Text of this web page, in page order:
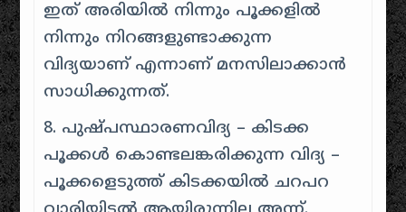
ഇത് അരിയിൽ നിന്നും പൂക്കളിൽ
നിന്നും നിറങ്ങളുണ്ടാക്കുന്ന
വിദ്യയാണ് എന്നാണ് മനസിലാക്കാൻ
സാധിക്കുന്നത്.
8. പുഷ്പസ്ഥാരണവിദ്യ – കിടക്ക
പൂക്കൾ കൊണ്ടലങ്കരിക്കുന്ന വിദ്യ –
പൂക്കളെടുത്ത് കിടക്കയിൽ ചറപറ